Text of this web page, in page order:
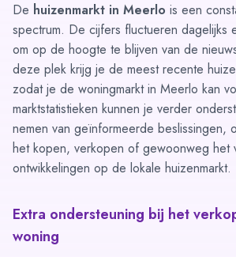
De huizenmarkt in Meerlo is een
spectrum. De cijfers fluctueren dagelijks
om op de hoogte te blijven van de
deze plek krijg je de meest recente
zodat je de woningmarkt in Meerlo kan
marktstatistieken kunnen je verder
nemen van geïnformeerde beslissingen,
het kopen, verkopen of gewoonweg het
ontwikkelingen op de lokale huizenmarkt.
Extra ondersteuning bij het
woning